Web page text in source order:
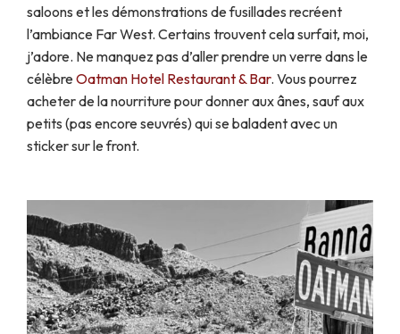
saloons et les démonstrations de fusillades recréent
l’ambiance Far West. Certains trouvent cela surfait, moi,
j’adore. Ne manquez pas d’aller prendre un verre dans le
célèbreOatman Hotel Restaurant & Bar. Vous pourrez
acheter de la nourriture pour donner aux ânes, sauf aux
petits (pas encore seuvrés) qui se baladent avec un
sticker sur le front.